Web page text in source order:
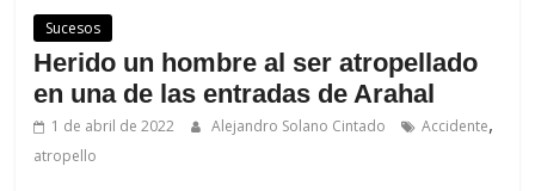
Sucesos
Herido un hombre al ser atropellado
en una de las entradas de Arahal
1 de abril de 2022 Alejandro Solano Cintado Accidente,
atropello